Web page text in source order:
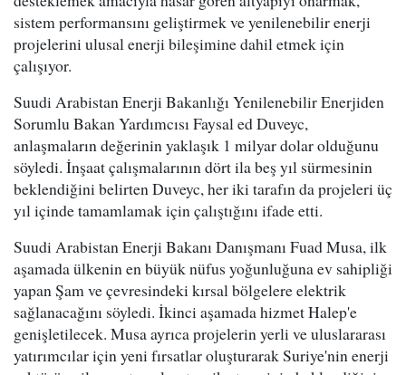
sistem performansını geliştirmek ve yenilenebilir enerji
projelerini ulusal enerji bileşimine dahil etmek için
çalışıyor.
Suudi Arabistan Enerji Bakanlığı Yenilenebilir Enerjiden
Sorumlu Bakan Yardımcısı Faysal ed Duveyc,
anlaşmaların değerinin yaklaşık 1 milyar dolar olduğunu
söyledi. İnşaat çalışmalarının dört ila beş yıl sürmesinin
beklendiğini belirten Duveyc, her iki tarafın da projeleri üç
yıl içinde tamamlamak için çalıştığını ifade etti.
Suudi Arabistan Enerji Bakanı Danışmanı Fuad Musa, ilk
aşamada ülkenin en büyük nüfus yoğunluğuna ev sahipliği
yapan Şam ve çevresindeki kırsal bölgelere elektrik
sağlanacağını söyledi. İkinci aşamada hizmet Halep'e
genişletilecek. Musa ayrıca projelerin yerli ve uluslararası
yatırımcılar için yeni fırsatlar oluşturarak Suriye'nin enerji